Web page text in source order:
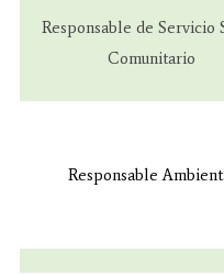
Responsable de Servicio
Comunitario
Responsable